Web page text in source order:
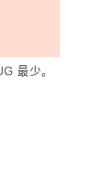
最少。